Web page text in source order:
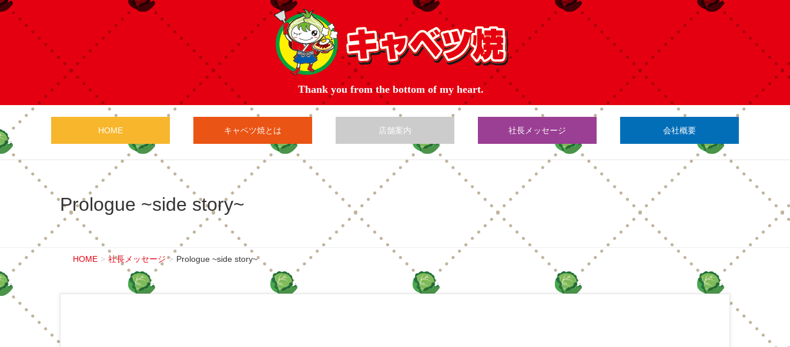
HOME キャベツ焼とは 店舗案内 社長メッセージ 会社概要
Prologue ~side story~
HOME 社長メッセージ Prologue ~side story~